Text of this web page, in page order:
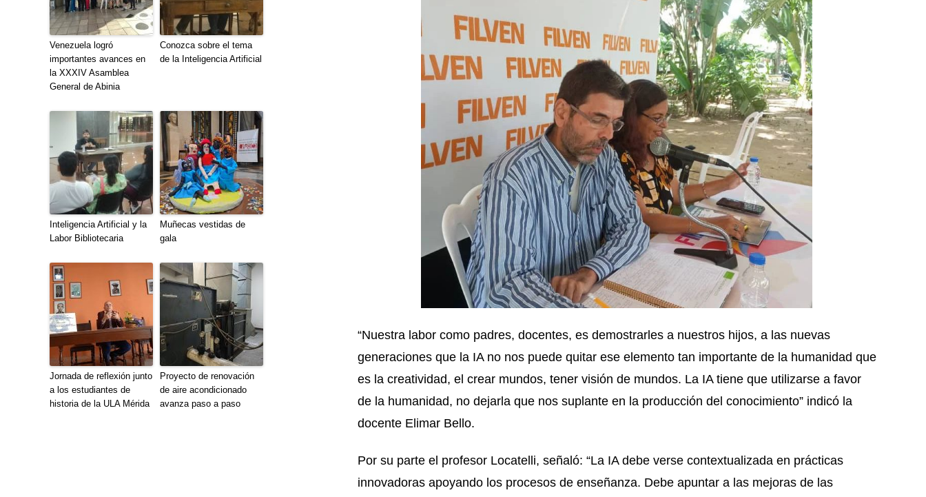
Venezuela logró
importantes avances en
la XXXIV Asamblea
General de Abinia
Conozca sobre el tema
de la Inteligencia Artificial
Inteligencia Artificial y la
Labor Bibliotecaria
Muñecas vestidas de
gala
Jornada de reflexión junto
a los estudiantes de
historia de la ULA Mérida
Proyecto de renovación
de aire acondicionado
avanza paso a paso
“Nuestra labor como padres, docentes, es demostrarles a nuestros hijos, a las nuevas
generaciones que la IA no nos puede quitar ese elemento tan importante de la humanidad que
es la creatividad, el crear mundos, tener visión de mundos. La IA tiene que utilizarse a favor
de la humanidad, no dejarla que nos suplante en la producción del conocimiento” indicó la
docente Elimar Bello.
Por su parte el profesor Locatelli, señaló: “La IA debe verse contextualizada en prácticas
innovadoras apoyando los procesos de enseñanza. Debe apuntar a las mejoras de las